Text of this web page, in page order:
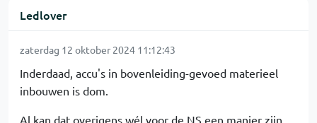
Ledlover
zaterdag 12 oktober 2024 11:12:43
Inderdaad, accu's in bovenleiding-gevoed materieel
inbouwen is dom.
Al kan dat overigens wél voor de NS een manier zijn,